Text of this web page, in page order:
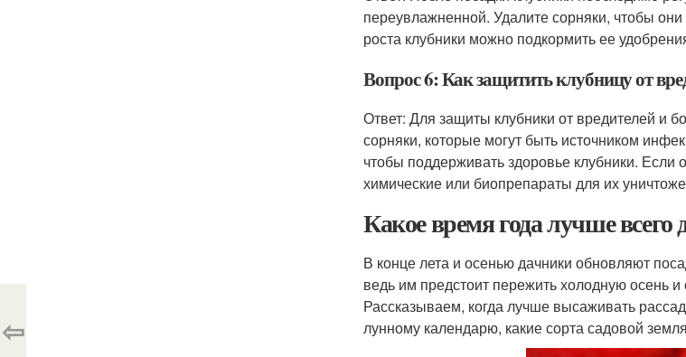
переувлажненной. Удалите сорняки, чтобы
роста клубники можно подкормить ее
Вопрос 6: Как защитить клубницу от
Ответ: Для защиты клубники от вредителей и
сорняки, которые могут быть источником
чтобы поддерживать здоровье клубники.
химические или биопрепараты для их
Какое время года лучше
В конце лета и осенью дачники обновляют
ведь им предстоит пережить холодную осень
Рассказываем, когда лучше высаживать
лунному календарю, какие сорта садовой
⇦